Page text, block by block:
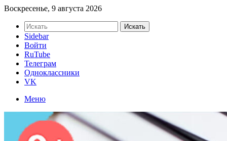
Воскресенье, 9 августа 2026
Искать
Sidebar
Войти
RuTube
Телеграм
Одноклассники
VK
Меню